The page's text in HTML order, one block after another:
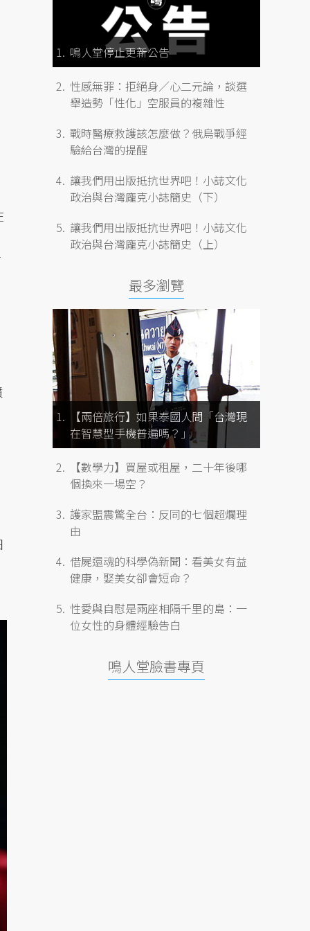
鳴人堂停止更新公告
性感無罪：拒絕身／心二元論，談選
舉造勢「性化」空服員的複雜性
戰時醫療救護該怎麼做？俄烏戰爭經
驗給台灣的提醒
讓我們用出版抵抗世界吧！小誌文化
政治與台灣龐克小誌簡史（下）
讓我們用出版抵抗世界吧！小誌文化
政治與台灣龐克小誌簡史（上）
最多瀏覽
【兩倍旅行】如果泰國人問「台灣現
在智慧型手機普遍嗎？」
【數學力】買屋或租屋，二十年後哪
個換來一場空？
護家盟震驚全台：反同的七個超爛理
由
借屍還魂的科學偽新聞：看美女有益
健康，娶美女卻會短命？
性愛與自慰是兩座相隔千里的島：一
位女性的身體經驗告白
鳴人堂臉書專頁